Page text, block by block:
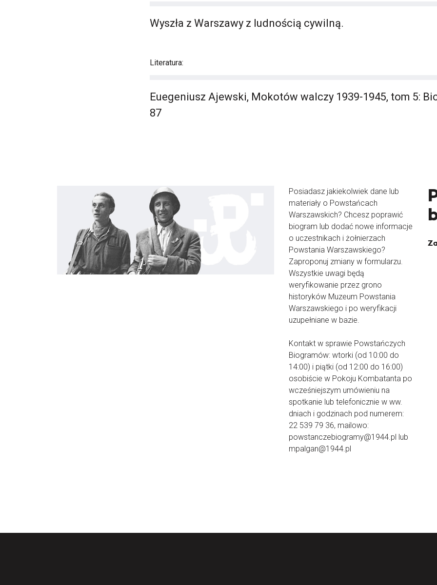
Wyszła z Warszawy z ludnością cywilną.
Literatura:
Euegeniusz Ajewski, Mokotów walczy 1939-1945, tom 5:
87
Posiadasz jakiekolwiek dane lub
materiały o Powstańcach
Warszawskich? Chcesz poprawić
biogram lub dodać nowe informacje
o uczestnikach i żołnierzach
Powstania Warszawskiego?
Zaproponuj zmiany w formularzu.
Wszystkie uwagi będą
weryfikowanie przez grono
historyków Muzeum Powstania
Warszawskiego i po weryfikacji
uzupełniane w bazie.
Kontakt w sprawie Powstańczych
Biogramów: wtorki (od 10:00 do
14:00) i piątki (od 12:00 do 16:00)
osobiście w Pokoju Kombatanta po
wcześniejszym umówieniu na
spotkanie lub telefonicznie w ww.
dniach i godzinach pod numerem:
22 539 79 36, mailowo:
powstanczebiogramy@1944.pl lub
mpalgan@1944.pl